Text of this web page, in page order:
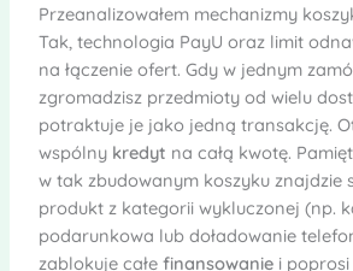
Przeanalizowałem mechanizmy
Tak, technologia PayU oraz limit
na łączenie ofert. Gdy w jednym
zgromadzisz przedmioty od wielu
potraktuje je jako jedną transakcję.
wspólny kredyt na całą kwotę.
w tak zbudowanym koszyku znajdzie
produkt z kategorii wykluczonej (np.
podarunkowa lub doładowanie
zablokuje całe finansowaniei poprosi